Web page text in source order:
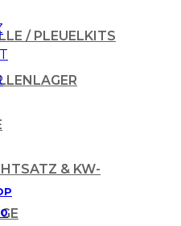
/ PLEUELKITS
& KW-